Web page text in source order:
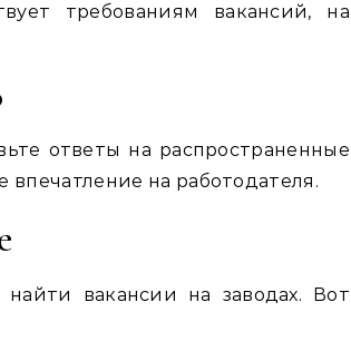
требованиям вакансий, на
ответы на распространенные
на работодателя.
вакансии на заводах. Вот